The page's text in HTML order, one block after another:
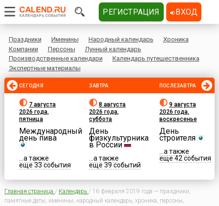
Праздники Именины Народный календарь
Хроника
Компании
Персоны
Лунный календарь
Производственные календари
Календарь путешественника
Экспертные материалы
СЕГОДНЯ
7 августа
2026 года,
пятница
Международный
день пива
...а также
еще 33 события
ЗАВТРА
8 августа
2026 года,
суббота
День
физкультурника
в России
...а также
еще 39 событий
ПОСЛЕЗАВТРА
9 августа
2026 года,
воскресенье
День
строителя
...а также
еще 42 события
Главная страница / Календарь / 16 февраля 2019 года — праздники,
памятные даты, именины, народный календарь, хроника, персоны,
РЕГИСТРАЦИЯ ВХОД